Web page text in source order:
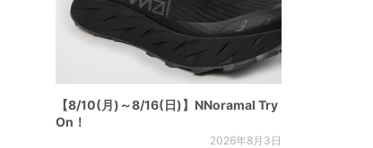
【8/10(月)～8/16(日)】NNoramal Try
On！
2026年8月3日